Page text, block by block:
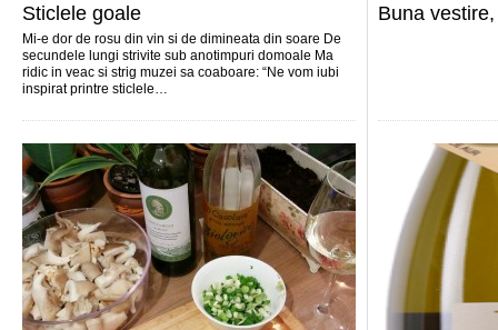
Sticlele goale
Mi-e dor de rosu din vin si de dimineata din soare De
secundele lungi strivite sub anotimpuri domoale Ma
ridic in veac si strig muzei sa coaboare: “Ne vom iubi
inspirat printre sticlele…
Buna